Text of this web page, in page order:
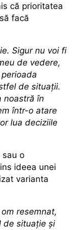
că prioritatea
facă
Sigur nu voi fi
de vedere,
de situaţii.
noastră în
într-o atare
lua deciziile
sau o
ideea unei
varianta
resemnat,
de situaţie şi